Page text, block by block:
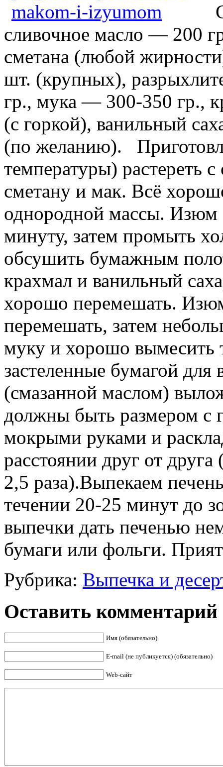
сливочное масло — 200
сметана (любой
шт. (крупных),
гр., мука — 300-350 гр.,
(с горкой), ванильный
(по желанию).
температуры) растереть
сметану и мак. Всё
однородной массы. Изюм
минуту, затем промыть
обсушить бумажным
крахмал и ванильный
хорошо перемешать.
перемешать, затем
муку и хорошо вымесить
застеленные бумагой
(смазанной маслом)
должны быть размером с
мокрыми руками и
расстоянии друг от
2,5 раза).Выпекаем
течении 20-25 минут до
выпечки дать печенью
бумаги или фольги.
Рубрика: Выпечка и
Оставить комментарий
Имя (обязательно)
E-mail (не публикуется) (обязательно)
Web-сайт